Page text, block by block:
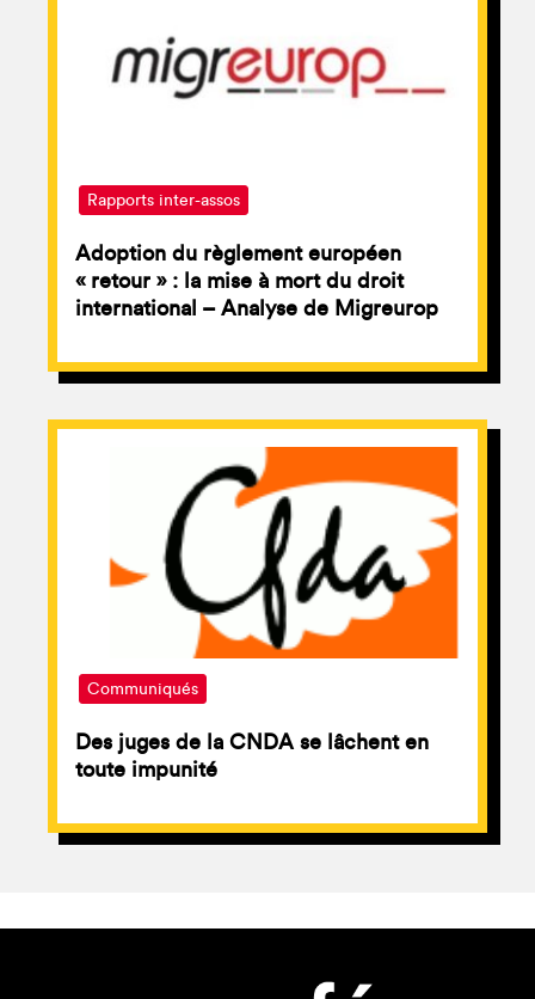
Rapports inter-assos
Adoption du règlement européen
« retour » : la mise à mort du droit
international – Analyse de Migreurop
Communiqués
Des juges de la CNDA se lâchent en
toute impunité